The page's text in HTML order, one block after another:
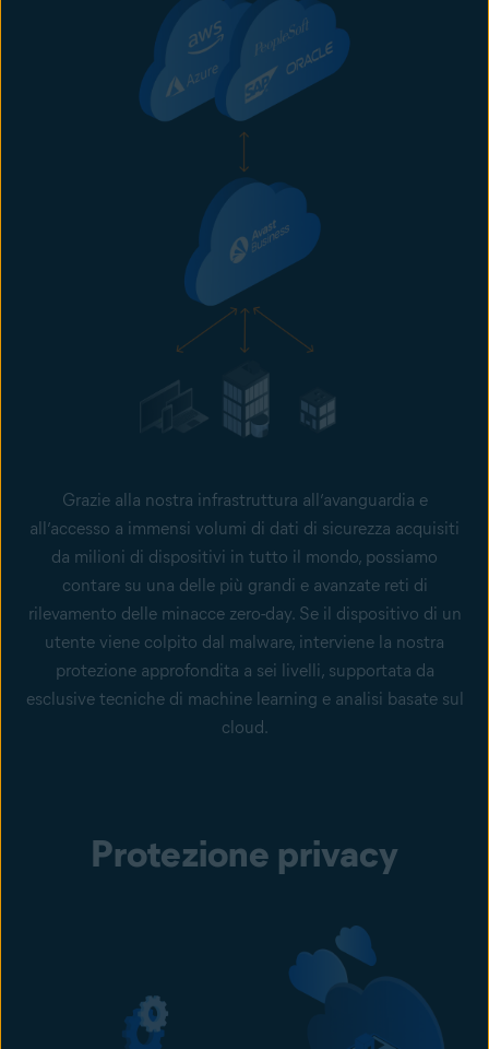
Grazie alla nostra infrastruttura all’avanguardia e
all’accesso a immensi volumi di dati di sicurezza acquisiti
da milioni di dispositivi in tutto il mondo, possiamo
contare su una delle più grandi e avanzate reti di
rilevamento delle minacce zero-day. Se il dispositivo di un
utente viene colpito dal malware, interviene la nostra
protezione approfondita a sei livelli, supportata da
esclusive tecniche di machine learning e analisi basate sul
cloud.
Protezione privacy